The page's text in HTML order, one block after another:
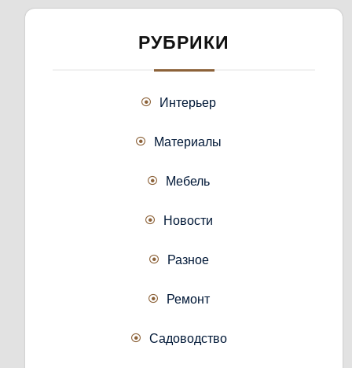
РУБРИКИ
Интерьер
Материалы
Мебель
Новости
Разное
Ремонт
Садоводство